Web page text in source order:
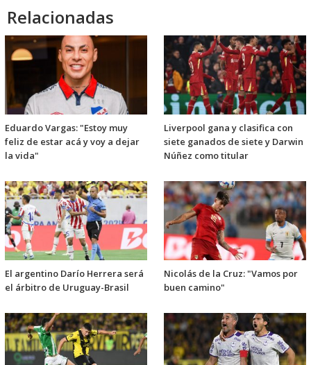
Relacionadas
Eduardo Vargas: "Estoy muy
feliz de estar acá y voy a dejar
la vida"
Liverpool gana y clasifica con
siete ganados de siete y Darwin
Núñez como titular
El argentino Darío Herrera será
el árbitro de Uruguay-Brasil
Nicolás de la Cruz: "Vamos por
buen camino"